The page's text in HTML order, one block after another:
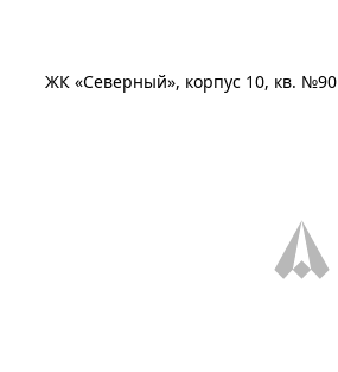
ЖК «Северный», корпус 10, кв. №90